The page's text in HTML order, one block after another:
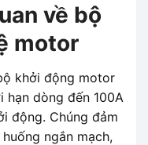
về bộ
motor
khởi động motor
hạn dòng đến 100A
động. Chúng đảm
ngắn mạch,